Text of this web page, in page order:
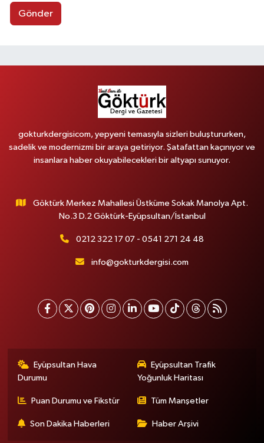
Gönder
gokturkdergisicom, yepyeni temasıyla sizleri buluştururken,
sadelik ve modernizmi bir araya getiriyor. Şatafattan kaçınıyor ve
insanlara haber okuyabilecekleri bir altyapı sunuyor.
Göktürk Merkez Mahallesi Üstküme Sokak Manolya Apt.
No.3 D.2 Göktürk-Eyüpsultan/İstanbul
0212 322 17 07 - 0541 271 24 48
info@gokturkdergisi.com
Eyüpsultan Hava
Durumu
Eyüpsultan Trafik
Yoğunluk Haritası
Puan Durumu ve Fikstür Tüm Manşetler
Son Dakika Haberleri Haber Arşivi